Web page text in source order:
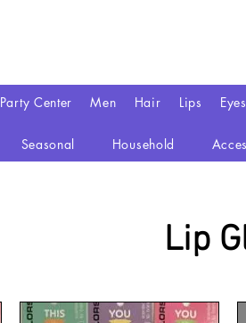
Party Center Men Hair Lips Eyes
Seasonal Household
Lip